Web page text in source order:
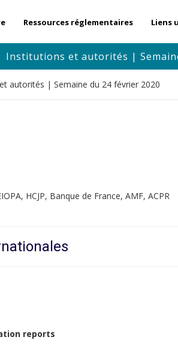
Ressources réglementaires Liens
Institutions et autorités |
autorités | Semaine du 24 février 2020
HCJP, Banque de France, AMF, ACPR
reports